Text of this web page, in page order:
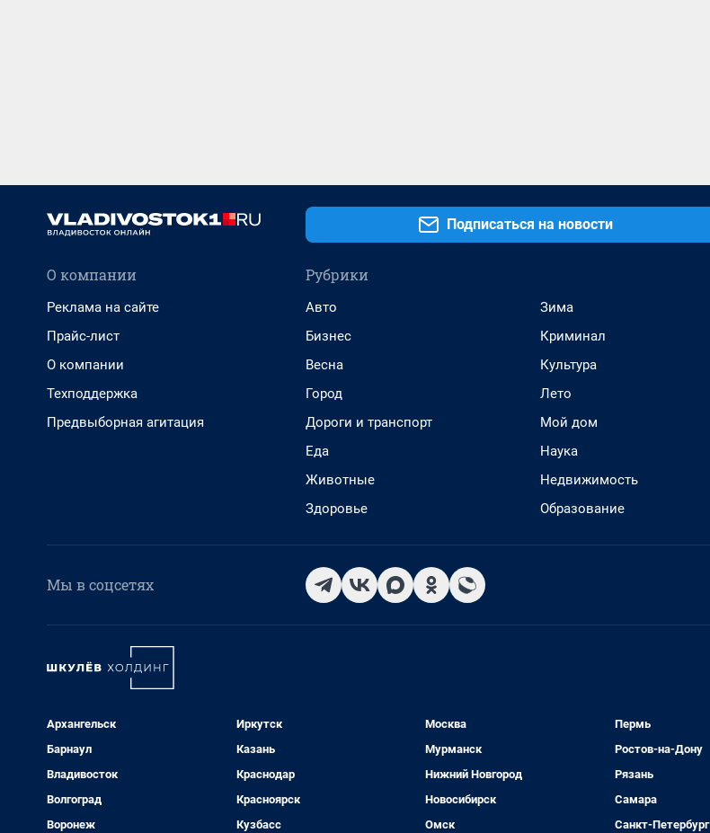
Подписаться на новости
О компании
Реклама на сайте
Прайс-лист
О компании
Техподдержка
Предвыборная агитация
Рубрики
Авто
Бизнес
Весна
Город
Дороги и транспорт
Еда
Животные
Здоровье
Зима
Криминал
Культура
Лето
Мой дом
Наука
Недвижимость
Образование
Мы в соцсетях
Архангельск
Барнаул
Владивосток
Волгоград
Воронеж
Иркутск
Казань
Краснодар
Красноярск
Кузбасс
Москва
Мурманск
Нижний Новгород
Новосибирск
Омск
Пермь
Ростов-на-Дону
Рязань
Самара
Санкт-Петербург